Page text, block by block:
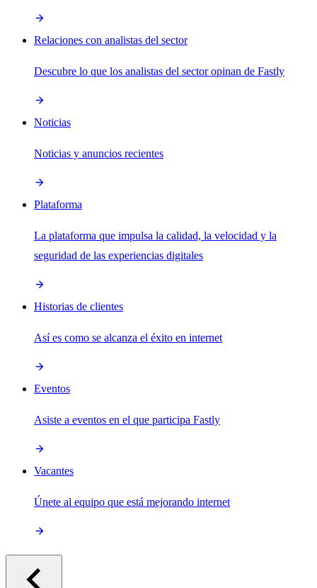
Relaciones con analistas del sector
Descubre lo que los analistas del sector opinan de Fastly
Noticias
Noticias y anuncios recientes
Plataforma
La plataforma que impulsa la calidad, la velocidad y la
seguridad de las experiencias digitales
Historias de clientes
Así es como se alcanza el éxito en internet
Eventos
Asiste a eventos en el que participa Fastly
Vacantes
Únete al equipo que está mejorando internet